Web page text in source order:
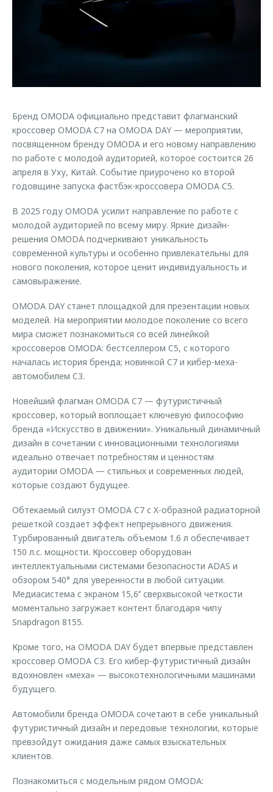
Кредитный калькулятор
Запчасти
Трейд-ин
Калькулятор трейд-ин
Клиентская поддержка
O&J Автоклуб
Клуб владельцев OMODA
Одежда и сувениры
Оригинальные аксессуары
Запчасти
Бренд OMODA официально представит флагманский
кроссовер OMODA C7 на OMODA DAY — мероприятии,
посвященном бренду OMODA и его новому направлению
по работе с молодой аудиторией, которое состоится 26
апреля в Уху, Китай. Событие приурочено ко второй
годовщине запуска фастбэк-кроссовера OMODA C5.
В 2025 году OMODA усилит направление по работе с
молодой аудиторией по всему миру. Яркие дизайн-
решения OMODA подчеркивают уникальность
современной культуры и особенно привлекательны для
нового поколения, которое ценит индивидуальность и
самовыражение.
OMODA DAY станет площадкой для презентации новых
моделей. На мероприятии молодое поколение со всего
мира сможет познакомиться со всей линейкой
кроссоверов OMODA: бестселлером C5, с которого
началась история бренда; новинкой C7 и кибер-меха-
автомобилем C3.
Новейший флагман OMODA C7 — футуристичный
кроссовер, который воплощает ключевую философию
бренда «Искусство в движении». Уникальный динамичный
дизайн в сочетании с инновационными технологиями
идеально отвечает потребностям и ценностям
аудитории OMODA — стильных и современных людей,
которые создают будущее.
Обтекаемый силуэт OMODA C7 с X-образной радиаторной
решеткой создает эффект непрерывного движения.
Турбированный двигатель объемом 1.6 л обеспечивает
150 л.с. мощности. Кроссовер оборудован
интеллектуальными системами безопасности ADAS и
обзором 540° для уверенности в любой ситуации.
Медиасистема с экраном 15,6’’ сверхвысокой четкости
моментально загружает контент благодаря чипу
Snapdragon 8155.
Кроме того, на OMODA DAY будет впервые представлен
кроссовер OMODA C3. Его кибер-футуристичный дизайн
вдохновлен «меха» — высокотехнологичными машинами
будущего.
Автомобили бренда OMODA сочетают в себе уникальный
футуристичный дизайн и передовые технологии, которые
превзойдут ожидания даже самых взыскательных
клиентов.
Познакомиться с модельным рядом OMODA: